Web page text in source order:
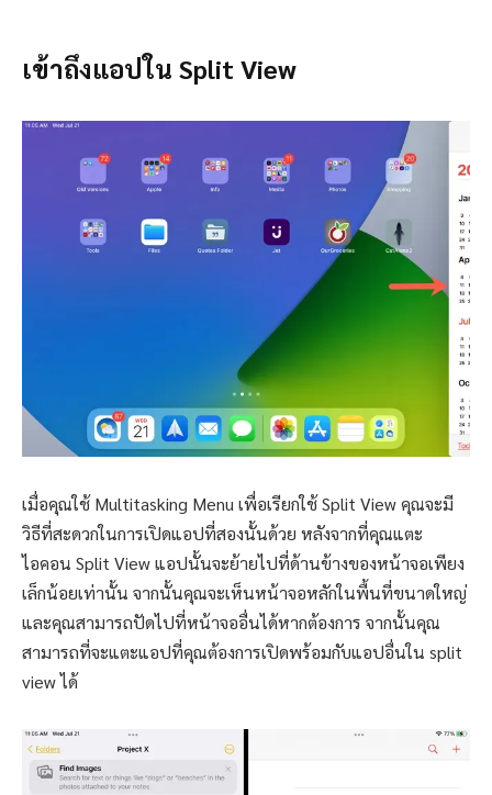
เข้าถึงแอปใน Split View
เมื่อคุณใช้ Multitasking Menu เพื่อเรียกใช้ Split View คุณจะมี
วิธีที่สะดวกในการเปิดแอปที่สองนั้นด้วย หลังจากที่คุณแตะ
ไอคอน Split View แอปนั้นจะย้ายไปที่ด้านข้างของหน้าจอเพียง
เล็กน้อยเท่านั้น จากนั้นคุณจะเห็นหน้าจอหลักในพื้นที่ขนาดใหญ่
และคุณสามารถปัดไปที่หน้าจออื่นได้หากต้องการ จากนั้นคุณ
สามารถที่จะแตะแอปที่คุณต้องการเปิดพร้อมกับแอปอื่นใน split
view ได้